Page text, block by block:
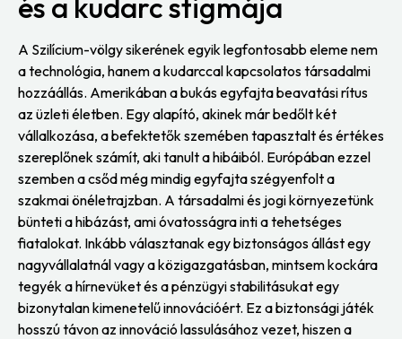
A Szilícium-völgy sikerének egyik legfontosabb eleme nem
a technológia, hanem a kudarccal kapcsolatos társadalmi
hozzáállás. Amerikában a bukás egyfajta beavatási rítus
az üzleti életben. Egy alapító, akinek már bedőlt két
vállalkozása, a befektetők szemében tapasztalt és értékes
szereplőnek számít, aki tanult a hibáiból. Európában ezzel
szemben a csőd még mindig egyfajta szégyenfolt a
szakmai önéletrajzban. A társadalmi és jogi környezetünk
bünteti a hibázást, ami óvatosságra inti a tehetséges
fiatalokat. Inkább választanak egy biztonságos állást egy
nagyvállalatnál vagy a közigazgatásban, mintsem kockára
tegyék a hírnevüket és a pénzügyi stabilitásukat egy
bizonytalan kimenetelű innovációért. Ez a biztonsági játék
hosszú távon az innováció lassulásához vezet, hiszen a